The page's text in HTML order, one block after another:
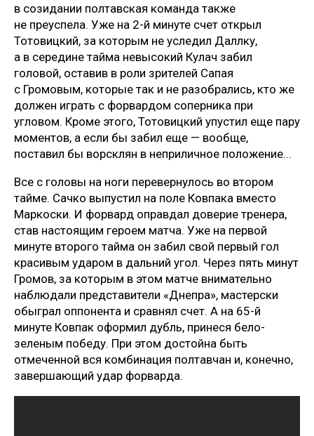
в созидании полтавская команда также
не преуспела. Уже на 2-й минуте счет открыл
Тотовицкий, за которым не уследил Даллку,
а в середине тайма невысокий Кулач забил
головой, оставив в роли зрителей Сапая
с Громовым, которые так и не разобрались, кто же
должен играть с форвардом соперника при
угловом. Кроме этого, Тотовицкий упустил еще пару
моментов, а если бы забил еще — вообще,
поставил бы ворсклян в неприличное положение...
Все с головы на ноги перевернулось во втором
тайме. Сачко выпустил на поле Ковпака вместо
Маркоски. И форвард оправдал доверие тренера,
став настоящим героем матча. Уже на первой
минуте второго тайма он забил свой первый гол
красивым ударом в дальний угол. Через пять минут
Громов, за которым в этом матче внимательно
наблюдали представители «Днепра», мастерски
обыграл оппонента и сравнял счет. А на 65-й
минуте Ковпак оформил дубль, принеся бело-
зеленым победу. При этом достойна быть
отмеченной вся комбинация полтавчан и, конечно,
завершающий удар форварда.